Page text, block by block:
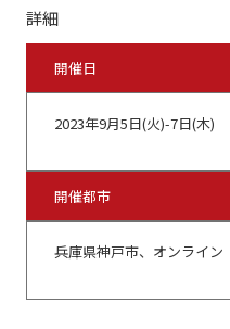
詳細
開催日
2023年9月5日(火)-7日(木)
開催都市
兵庫県神戸市、オンライン